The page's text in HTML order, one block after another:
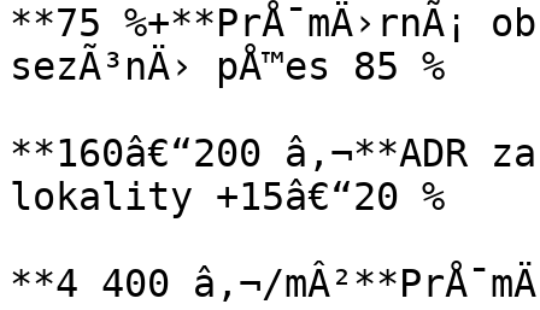
**75 %+**PrÅ¯mÄ›rnÃ¡
sezÃ³nÄ› pÅ™es 85 %
**160â€“200 â‚¬**ADR
lokality +15â€“20 %
**4 400 â‚¬/